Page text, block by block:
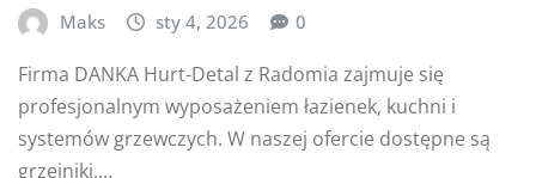
Maks sty 4, 2026 0
Firma DANKA Hurt-Detal z Radomia zajmuje się
profesjonalnym wyposażeniem łazienek, kuchni i
systemów grzewczych. W naszej ofercie dostępne są
grzejniki,…